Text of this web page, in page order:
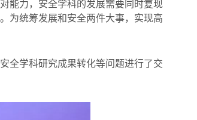
能力，安全学科的发展需要同时复现
为统筹发展和安全两件大事，实现高
全学科研究成果转化等问题进行了交